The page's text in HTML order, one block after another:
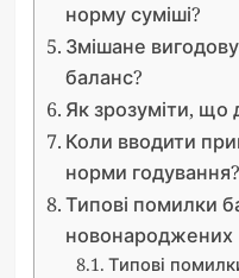
норму суміші?
Змішане
баланс?
Як зрозуміти, що
Коли вводити
норми годування?
Типові помилки
новонароджених
Типові